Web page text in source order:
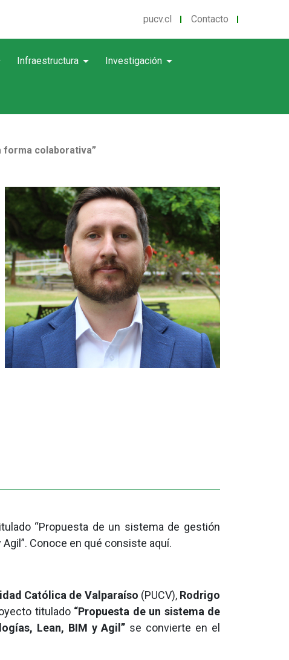
pucv.cl Contacto
Infraestructura arrow_drop_down Investigación arrow_drop_down
forma colaborativa”
“Propuesta de un sistema de gestión
Conoce en qué consiste aquí.
Católica de Valparaíso (PUCV), Rodrigo
titulado “Propuesta de un sistema de
Lean, BIM y Agil” se convierte en el